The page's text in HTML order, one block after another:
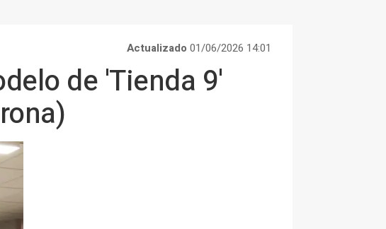
Actualizado 01/06/2026 14:01
de 'Tienda 9'